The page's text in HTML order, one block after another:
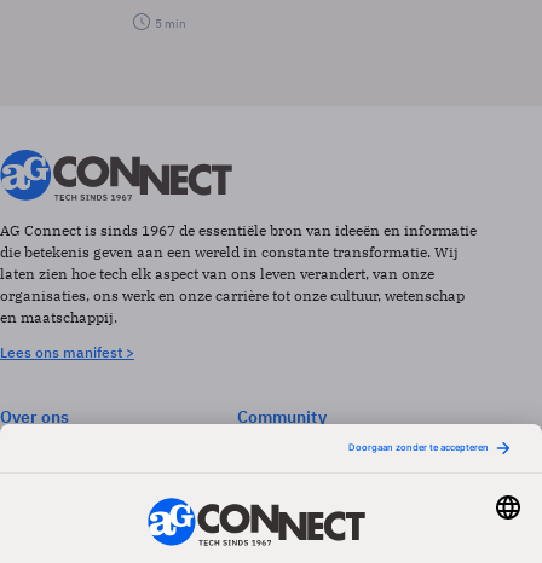
5 min
AG Connect is sinds 1967 de essentiële bron van ideeën en informatie
die betekenis geven aan een wereld in constante transformatie. Wij
laten zien hoe tech elk aspect van ons leven verandert, van onze
organisaties, ons werk en onze carrière tot onze cultuur, wetenschap
en maatschappij.
Lees ons manifest >
Over ons
Community
Events & Opleidingen
Vacatures
Whitepapers